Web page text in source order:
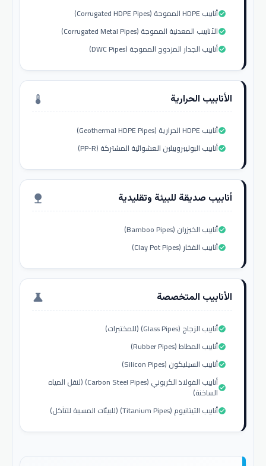
أنابيب HDPE المموجة (Corrugated HDPE Pipes)check_circle
الأنابيب المعدنية المموجة (Corrugated Metal Pipes)check_circle
أنابيب الجدار المزدوج المموجة (DWC Pipes)check_circle
الأنابيب الحرارية thermostat
أنابيب HDPE الحرارية (Geothermal HDPE Pipes)check_circle
أنابيب البوليبروبيلين العشوائية المشتركة (PP-R)check_circle
أنابيب صديقة للبيئة وتقليدية nature
أنابيب الخيزران (Bamboo Pipes)check_circle
أنابيب الفخار (Clay Pot Pipes)check_circle
الأنابيب المتخصصة science
أنابيب الزجاج (Glass Pipes) (للمختبرات)check_circle
أنابيب المطاط (Rubber Pipes)check_circle
أنابيب السيليكون (Silicon Pipes)check_circle
أنابيب الفولاذ الكربوني (Carbon Steel Pipes) (لنقل المياه
الساخنة)check_circle
أنابيب التيتانيوم (Titanium Pipes) (للبيئات المسببة للتآكل)check_circle